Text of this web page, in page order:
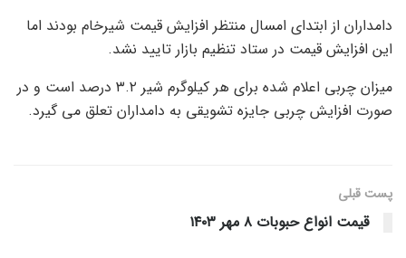
دامداران از ابتدای امسال منتظر افزایش قیمت شیرخام بودند اما
این افزایش قیمت در ستاد تنظیم بازار تایید نشد.
میزان چربی اعلام شده برای هر کیلوگرم شیر ۳.۲ درصد است و در
صورت افزایش چربی جایزه تشویقی به دامداران تعلق می گیرد.
پست قبلی
قیمت انواع حبوبات ۸ مهر ۱۴۰۳